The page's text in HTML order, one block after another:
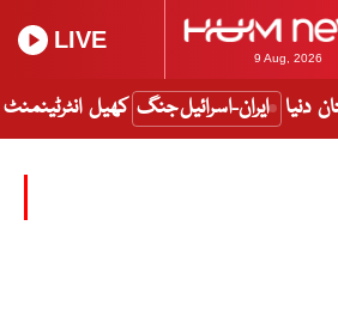
9 Aug, 2026
LIVE
دنیا ایران-اسرائیل جنگ کھیل انٹرٹینمنٹ